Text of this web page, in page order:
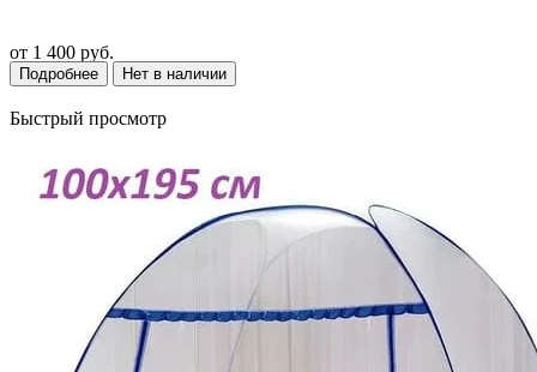
от 1 400 руб.
Подробнее Нет в наличии
Быстрый просмотр